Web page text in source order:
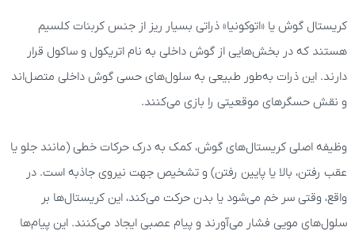
کریستال گوش یا «اتوکونیا» ذراتی بسیار ریز از جنس کربنات کلسیم
هستند که در بخش‌هایی از گوش داخلی به نام اتریکول و ساکول قرار
دارند. این ذرات به‌طور طبیعی به سلول‌های حسی گوش داخلی متصل‌اند
و نقش حسگرهای موقعیتی را بازی می‌کنند.
وظیفه اصلی کریستال‌های گوش، کمک به درک حرکات خطی (مانند جلو یا
عقب رفتن، بالا یا پایین رفتن) و تشخیص جهت نیروی جاذبه است. در
واقع، وقتی سر خم می‌شود یا بدن حرکت می‌کند، این کریستال‌ها بر
سلول‌های مویی فشار می‌آورند و پیام عصبی ایجاد می‌کنند. این پیام‌ها